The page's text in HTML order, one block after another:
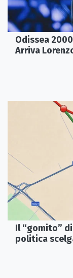
Odissea
Arriva
Il “gomito”
politica